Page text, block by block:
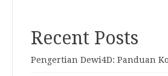
Recent Posts
Pengertian Dewi4D: Panduan